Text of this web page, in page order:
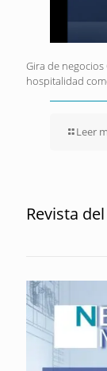
Gira de negocios
hospitalidad
Leer
Revista